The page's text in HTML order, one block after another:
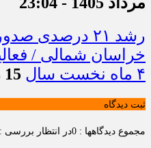
رشد ۲۱ درصدی
۴ ماه نخست سال
15 مرداد 1405 - 0:03
ثبت دیدگاه
مجموع دیدگاهها : 0 در انتظار بررسی : 0